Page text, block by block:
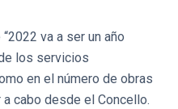
va a ser un año
los servicios
en el número de obras
cabo desde el Concello.